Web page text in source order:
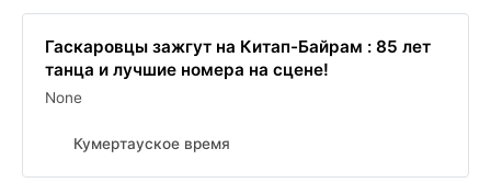
Гаскаровцы зажгут на Китап-Байрам : 85 лет
танца и лучшие номера на сцене!
None
Кумертауское время